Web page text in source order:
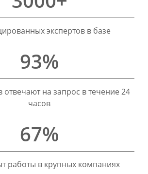
экспертов в базе
93%
отвечают на запрос в течение 24
часов
67%
работы в крупных компаниях